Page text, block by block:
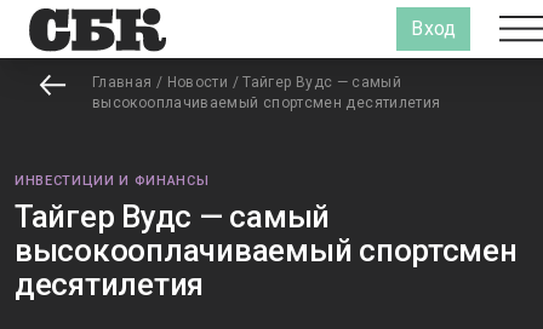
Вход
Главная / Новости / Тайгер Вудс — самый
высокооплачиваемый спортсмен десятилетия
ИНВЕСТИЦИИ И ФИНАНСЫ
Тайгер Вудс — самый
высокооплачиваемый спортсмен
десятилетия